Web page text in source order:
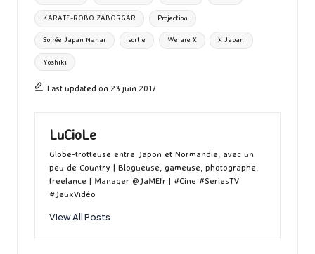
KARATE-ROBO ZABORGAR Projection
Soirée Japan Nanar sortie We are X X Japan
Yoshiki
Last updated on 23 juin 2017
LuCioLe
Globe-trotteuse entre Japon et Normandie, avec un
peu de Country | Blogueuse, gameuse, photographe,
freelance | Manager @JaMEfr | #Cine #SeriesTV
#JeuxVidéo
View All Posts